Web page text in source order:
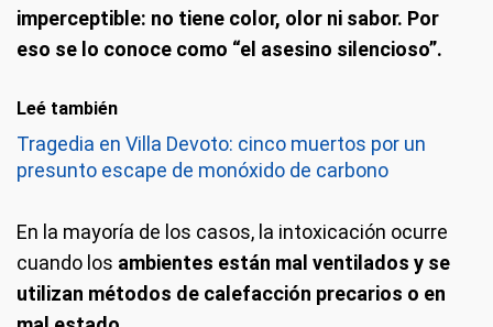
imperceptible: no tiene color, olor ni sabor. Por
eso se lo conoce como “el asesino silencioso”.
Leé también
Tragedia en Villa Devoto: cinco muertos por un
presunto escape de monóxido de carbono
En la mayoría de los casos, la intoxicación ocurre
cuando los ambientes están mal ventilados y se
utilizan métodos de calefacción precarios o en